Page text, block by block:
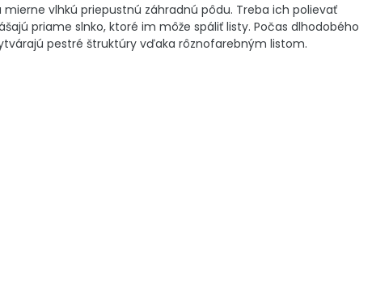
vlhkú priepustnú záhradnú pôdu. Treba ich polievať
priame slnko, ktoré im môže spáliť listy. Počas dlhodobého
pestré štruktúry vďaka rôznofarebným listom.